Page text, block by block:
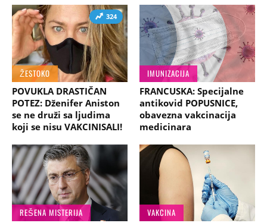
324
ŽESTOKO
POVUKLA DRASTIČAN
POTEZ: Dženifer Aniston
se ne druži sa ljudima
koji se nisu VAKCINISALI!
IMUNIZACIJA
FRANCUSKA: Specijalne
antikovid POPUSNICE,
obavezna vakcinacija
medicinara
REŠENA MISTERIJA
VAKCINA